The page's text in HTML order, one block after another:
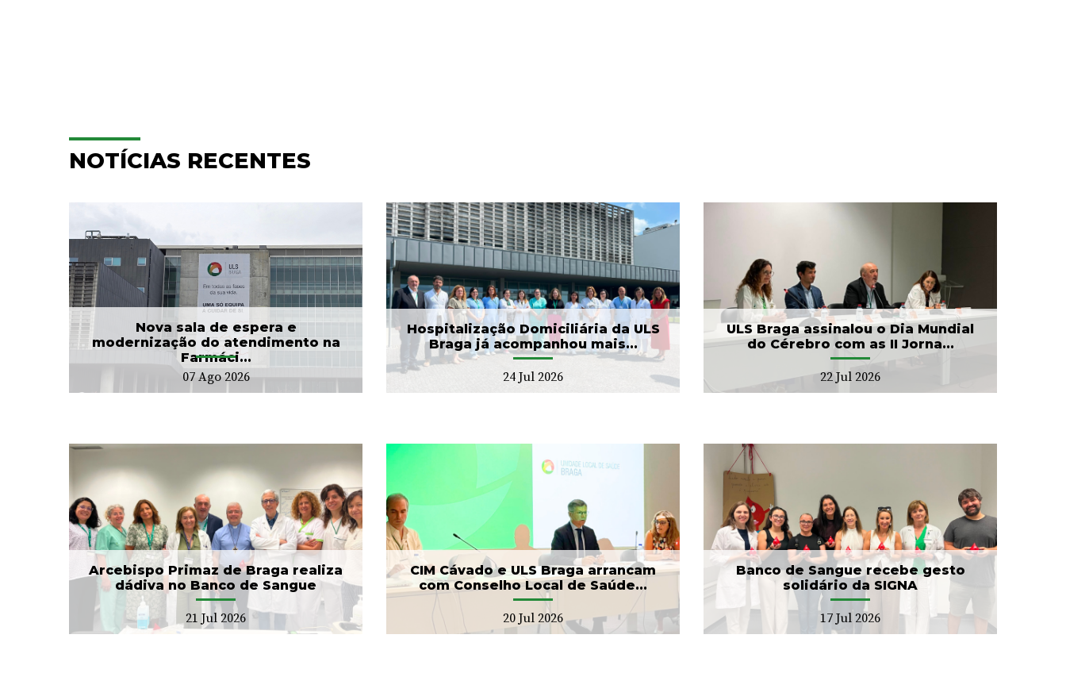
NOTÍCIAS RECENTES
Nova sala de espera e
modernização do atendimento na
Farmáci...
07 Ago 2026
Hospitalização Domiciliária da ULS
Braga já acompanhou mais...
24 Jul 2026
Hospitalização
Domiciliária da ULS Braga
já acompanhou mais...
24 Jul 2026
ULS Braga assinalou o Dia Mundial
do Cérebro com as II Jorna...
22 Jul 2026
ULS Braga assinalou o Dia
Mundial do Cérebro com
as II Jorna...
22 Jul 2026
Arcebispo Primaz de Braga realiza
dádiva no Banco de Sangue
21 Jul 2026
CIM Cávado e ULS Braga arrancam
com Conselho Local de Saúde...
20 Jul 2026
CIM Cávado e ULS Braga
arrancam com Conselho
Local de Saúde...
20 Jul 2026
Banco de Sangue recebe gesto
solidário da SIGNA
17 Jul 2026
Banco de Sangue recebe
gesto solidário da SIGNA
17 Jul 2026